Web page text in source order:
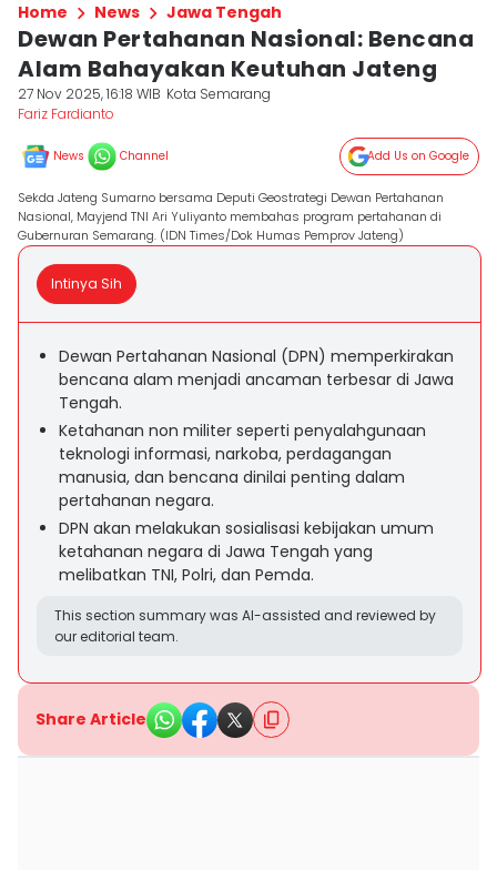
Home News Jawa Tengah
Dewan Pertahanan Nasional: Bencana
Alam Bahayakan Keutuhan Jateng
27 Nov 2025, 16:18 WIB Kota Semarang
Fariz Fardianto
News Channel Add Us on Google
Sekda Jateng Sumarno bersama Deputi Geostrategi Dewan Pertahanan
Nasional, Mayjend TNI Ari Yuliyanto membahas program pertahanan di
Gubernuran Semarang. (IDN Times/Dok Humas Pemprov Jateng)
Intinya Sih
Dewan Pertahanan Nasional (DPN) memperkirakan
bencana alam menjadi ancaman terbesar di Jawa
Tengah.
Ketahanan non militer seperti penyalahgunaan
teknologi informasi, narkoba, perdagangan
manusia, dan bencana dinilai penting dalam
pertahanan negara.
DPN akan melakukan sosialisasi kebijakan umum
ketahanan negara di Jawa Tengah yang
melibatkan TNI, Polri, dan Pemda.
This section summary was AI-assisted and reviewed by
our editorial team.
Share Article